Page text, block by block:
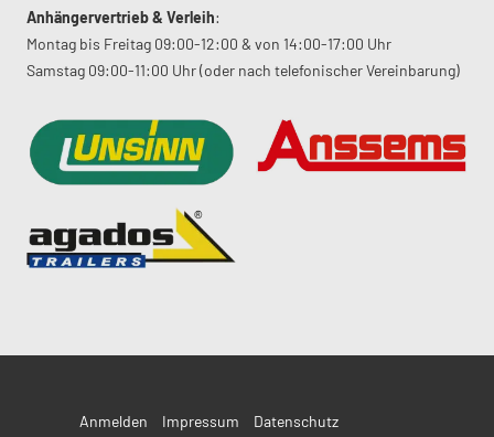
Anhängervertrieb & Verleih:
Montag bis Freitag 09:00-12:00 & von 14:00-17:00 Uhr
Samstag 09:00-11:00 Uhr (oder nach telefonischer Vereinbarung)
Anmelden Impressum Datenschutz